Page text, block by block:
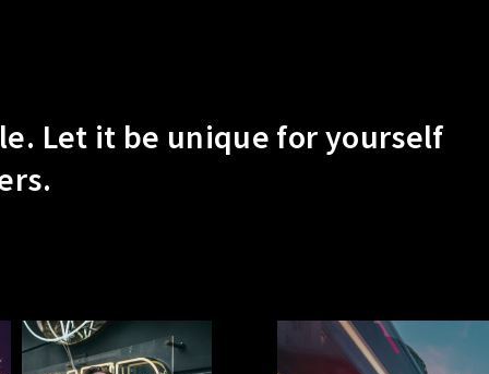
Let it be unique for yourself